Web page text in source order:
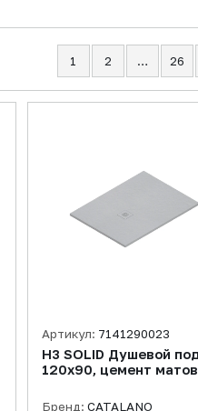
1 2 … 26
Артикул: 7141290023
H3 SOLID Душевой
120x90, цемент
Бренд: CATALANO